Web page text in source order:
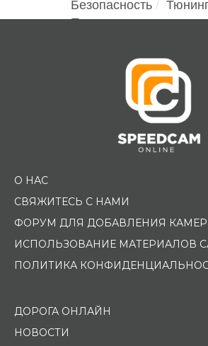
Безопасность
Тюнинг
Помощь водителю
О НАС
СВЯЖИТЕСЬ С НАМИ
ФОРУМ ДЛЯ ДОБАВЛЕНИЯ КАМЕР
ИСПОЛЬЗОВАНИЕ МАТЕРИАЛОВ
ПОЛИТИКА
ДОРОГА ОНЛАЙН
НОВОСТИ